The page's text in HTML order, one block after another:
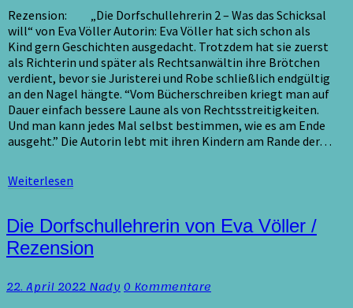
will
von
Eva
Völler
/
Rezension
Rezension: „Die Dorfschullehrerin 2 – Was das Schicksal
will“ von Eva Völler Autorin: Eva Völler hat sich schon als
Kind gern Geschichten ausgedacht. Trotzdem hat sie zuerst
als Richterin und später als Rechtsanwältin ihre Brötchen
verdient, bevor sie Juristerei und Robe schließlich endgültig
an den Nagel hängte. “Vom Bücherschreiben kriegt man auf
Dauer einfach bessere Laune als von Rechtsstreitigkeiten.
Und man kann jedes Mal selbst bestimmen, wie es am Ende
ausgeht.” Die Autorin lebt mit ihren Kindern am Rande der…
Weiterlesen
Die
Dorfschullehrerin
von
Völler
Die Dorfschullehrerin von Eva Völler /
Rezension
22. April 2022NadyKommentare
0 Kommentare